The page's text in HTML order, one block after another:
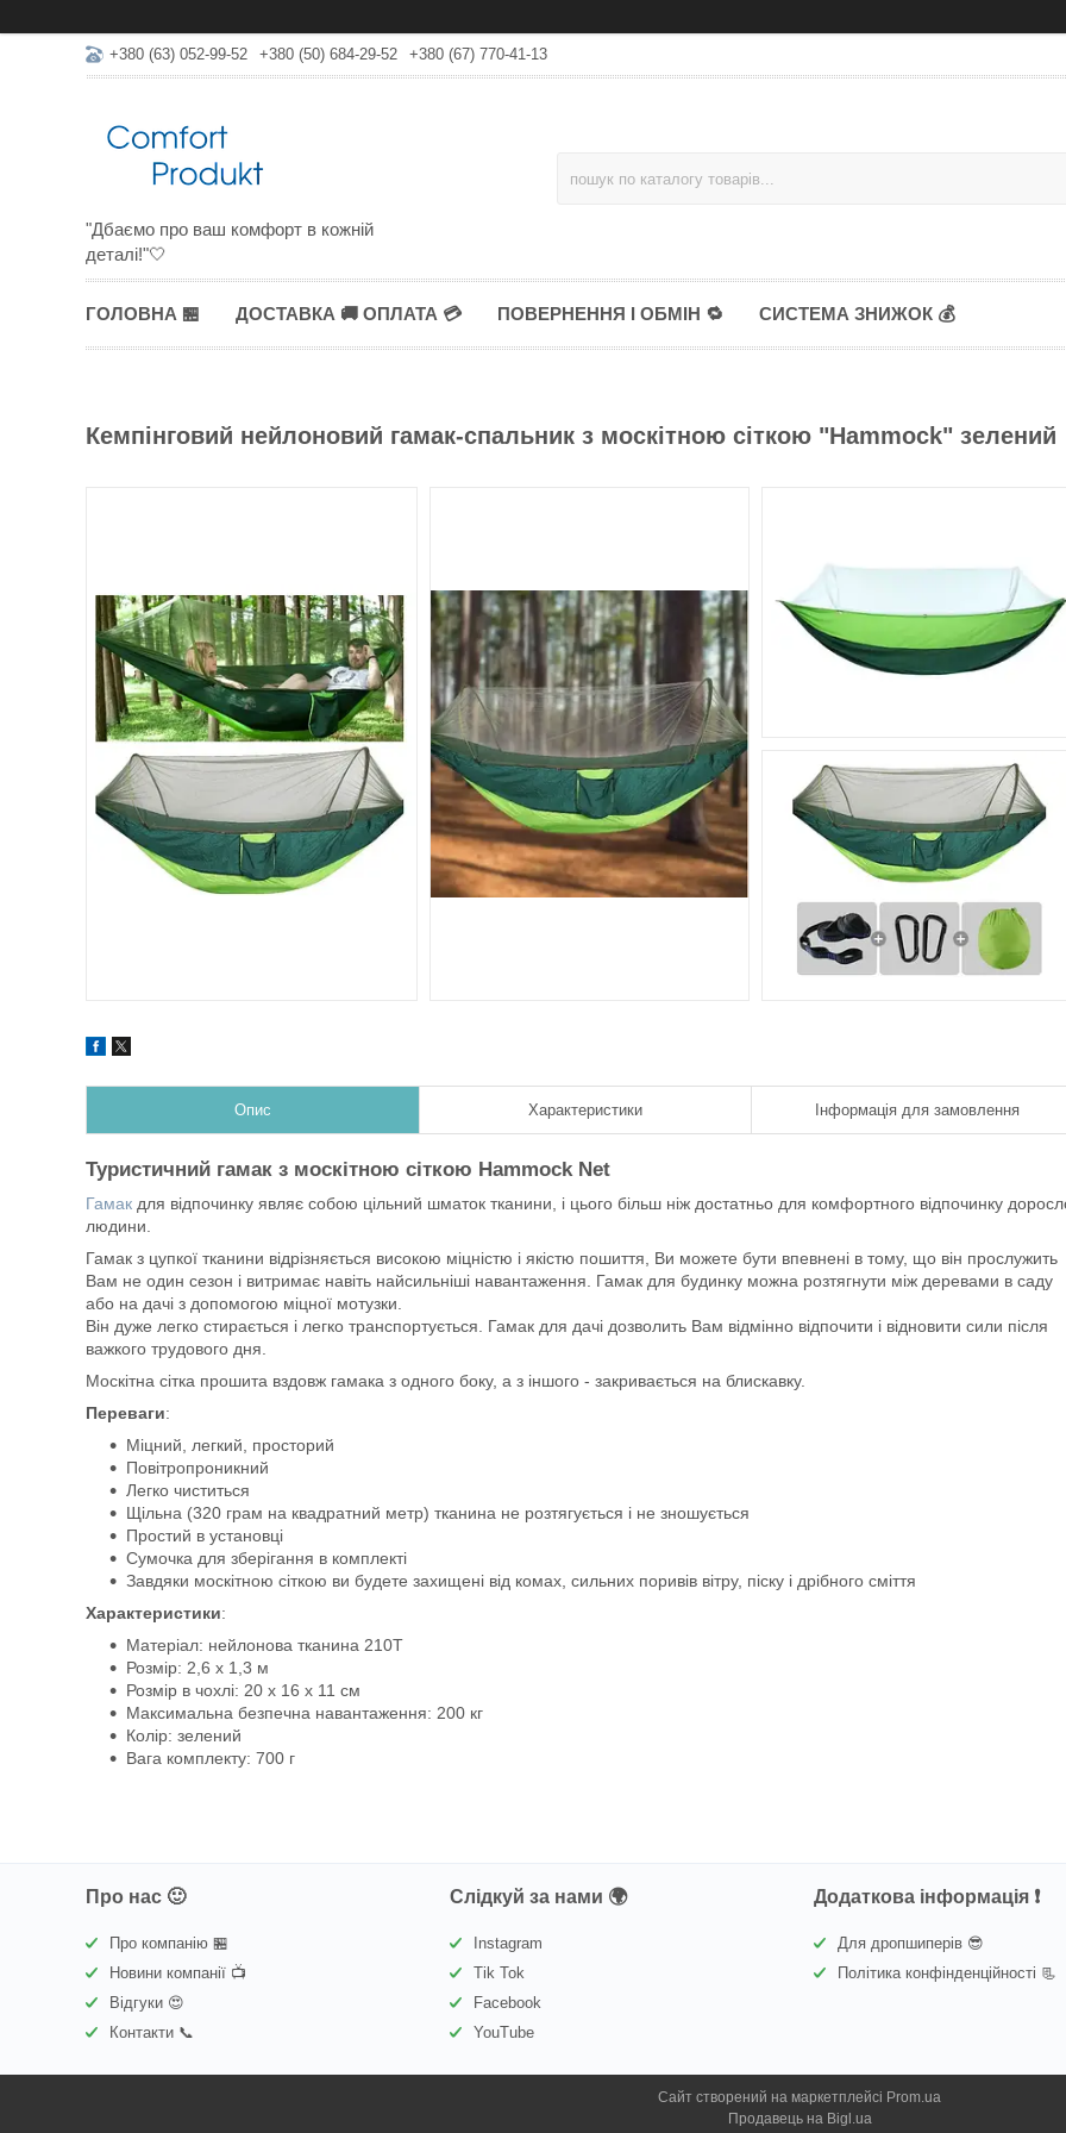
+380 (63) 052-99-52 +380 (50) 684-29-52 +380 (67) 770-41-13
"Дбаємо про ваш комфорт в кожній
деталі!"🤍
ГОЛОВНА 🏪 ДОСТАВКА 🚚 ОПЛАТА 💳 ПОВЕРНЕННЯ І ОБМІН 🔁 СИСТЕМА ЗНИЖОК 💰
Кемпінговий нейлоновий гамак-спальник з москітною сіткою "Hammock" зелений
Опис Характеристики Інформація для замовлення
Туристичний гамак з москітною сіткою Hammock Net
Гамак для відпочинку являє собою цільний шматок тканини, і цього більш ніж достатньо для комфортного відпочинку
людини.
Гамак з цупкої тканини відрізняється високою міцністю і якістю пошиття, Ви можете бути впевнені в тому, що він прослужить
Вам не один сезон і витримає навіть найсильніші навантаження. Гамак для будинку можна розтягнути між деревами в саду
або на дачі з допомогою міцної мотузки.
Він дуже легко стирається і легко транспортується. Гамак для дачі дозволить Вам відмінно відпочити і відновити сили після
важкого трудового дня.
Москітна сітка прошита вздовж гамака з одного боку, а з іншого - закривається на блискавку.
Переваги:
Міцний, легкий, просторий
Повітропроникний
Легко чиститься
Щільна (320 грам на квадратний метр) тканина не розтягується і не зношується
Простий в установці
Сумочка для зберігання в комплекті
Завдяки москітною сіткою ви будете захищені від комах, сильних поривів вітру, піску і дрібного сміття
Характеристики:
Матеріал: нейлонова тканина 210T
Розмір: 2,6 х 1,3 м
Розмір в чохлі: 20 x 16 x 11 см
Максимальна безпечна навантаження: 200 кг
Колір: зелений
Вага комплекту: 700 г
Про нас 🙂
Про компанію 🏪
Новини компанії 📺
Відгуки 😍
Контакти 📞
Слідкуй за нами 🌍
Instagram
Tik Tok
Facebook
YouTube
Додаткова інформація ❗
Для дропшиперів 😎
Політика конфінденційності 📃
Сайт створений на маркетплейсі Prom.ua
Продавець на Bigl.ua